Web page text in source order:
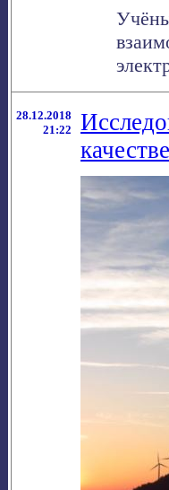
28.12.2018
21:22